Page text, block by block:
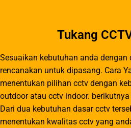
Tukang
Sesuaikan kebutuhan anda dengan
rencanakan untuk dipasang. Cara
menentukan pilihan cctv dengan
outdoor atau cctv indoor.
Dari dua kebutuhan dasar cctv
menentukan kwalitas cctv yang